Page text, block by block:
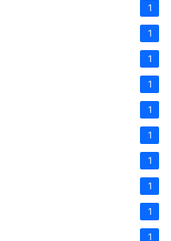
1
1
1
1
1
1
1
1
1
1